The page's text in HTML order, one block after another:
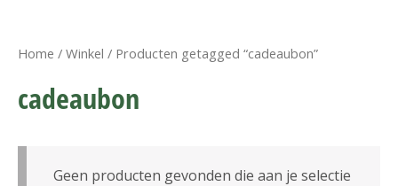
Home / Winkel / Producten getagged “cadeaubon”
cadeaubon
Geen producten gevonden die aan je selectie